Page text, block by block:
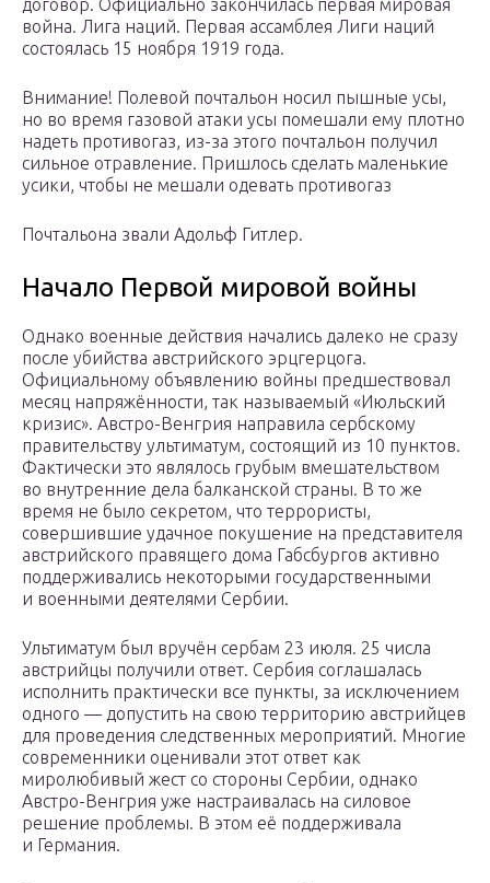
договор. Официально закончилась первая мировая
война. Лига наций. Первая ассамблея Лиги наций
состоялась 15 ноября 1919 года.
Внимание! Полевой почтальон носил пышные усы,
но во время газовой атаки усы помешали ему плотно
надеть противогаз, из-за этого почтальон получил
сильное отравление. Пришлось сделать маленькие
усики, чтобы не мешали одевать противогаз
Почтальона звали Адольф Гитлер.
Начало Первой мировой войны
Однако военные действия начались далеко не сразу
после убийства австрийского эрцгерцога.
Официальному объявлению войны предшествовал
месяц напряжённости, так называемый «Июльский
кризис». Австро-Венгрия направила сербскому
правительству ультиматум, состоящий из 10 пунктов.
Фактически это являлось грубым вмешательством
во внутренние дела балканской страны. В то же
время не было секретом, что террористы,
совершившие удачное покушение на представителя
австрийского правящего дома Габсбургов активно
поддерживались некоторыми государственными
и военными деятелями Сербии.
Ультиматум был вручён сербам 23 июля. 25 числа
австрийцы получили ответ. Сербия соглашалась
исполнить практически все пункты, за исключением
одного — допустить на свою территорию австрийцев
для проведения следственных мероприятий. Многие
современники оценивали этот ответ как
миролюбивый жест со стороны Сербии, однако
Австро-Венгрия уже настраивалась на силовое
решение проблемы. В этом её поддерживала
и Германия.